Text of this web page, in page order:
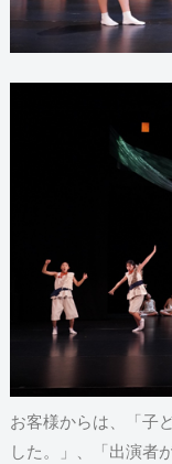
お客様からは、「子
した。」、「出演者